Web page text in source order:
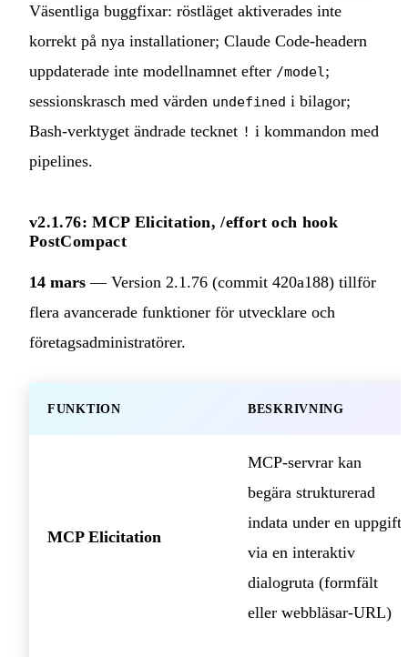
Väsentliga buggfixar: röstläget aktiverades inte
korrekt på nya installationer; Claude Code‑headern
uppdaterade inte modellnamnet efter /model ;
sessionskrasch med värden undefined i bilagor;
Bash‑verktyget ändrade tecknet ! i kommandon med
pipelines.
v2.1.76: MCP Elicitation, /effort och hook
PostCompact
14 mars — Version 2.1.76 (commit 420a188) tillför
flera avancerade funktioner för utvecklare och
företagsadministratörer.
FUNKTION BESKRIVNING
MCP Elicitation
MCP‑servrar kan
begära strukturerad
indata under en uppgift
via en interaktiv
dialogruta (formfält
eller webbläsar‑URL)